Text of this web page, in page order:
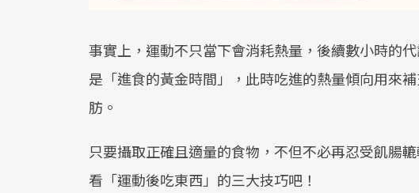
事實上，運動不只當下會消耗熱量，後續數小時的
是「進食的黃金時間」，此時吃進的熱量傾向用來
肪。
只要攝取正確且適量的食物，不但不必再忍受飢腸
看「運動後吃東西」的三大技巧吧！